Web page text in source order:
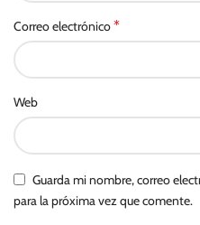
Correo electrónico*
Web
Guarda mi nombre, correo
para la próxima vez que comente.